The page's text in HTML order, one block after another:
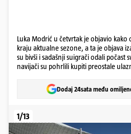
Luka Modrić u četvrtak je objavio kako
kraju aktualne sezone, a ta je objava
su bivši i sadašnji suigrači odali počast
navijači su pohrlili kupiti preostale
Dodaj 24sata među
1/13